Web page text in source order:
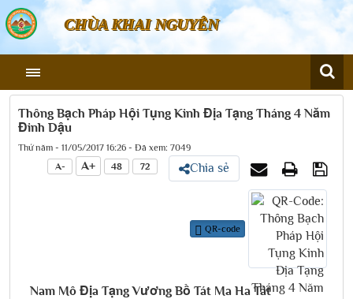
CHÙA KHAI NGUYÊN
Thông Bạch Pháp Hội Tụng Kinh Địa Tạng Tháng 4 Năm
Đinh Dậu
Thứ năm - 11/05/2017 16:26 - Đã xem: 7049
A-
A+ 48 72 Chia sẻ
QR-code
Nam Mô Địa Tạng Vương Bồ Tát Ma Ha Tát